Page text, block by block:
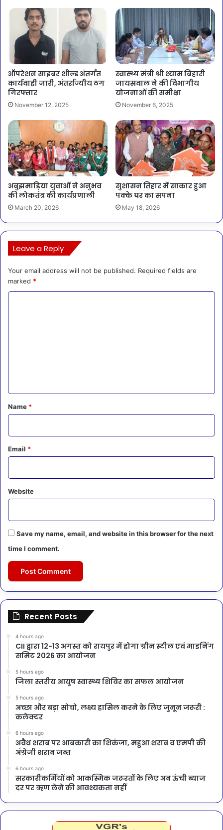
ऑपरेशन साइबर शील्ड अंतर्गत
कार्यवाही जारी, अंतर्राज्यीय ठग
गिरफ्तार
November 12, 2025
स्वास्थ्य मंत्री श्री श्याम बिहारी
जायसवाल ने की विभागीय
योजनाओं की समीक्षा
November 6, 2025
अबुझमाड़िया युवाओं ने अनुभव
की लोकतंत्र की कार्यप्रणाली
March 20, 2026
सुशासन तिहार में साकार हुआ
पक्के घर का सपना
May 18, 2026
Leave a Reply
Your email address will not be published. Required fields are
marked *
*
Name *
Email *
Website
Save my name, email, and website in this browser for the next
time I comment.
Recent Posts
4 hours ago
CII द्वारा 12-13 अगस्त को रायपुर में होगा ग्रीन स्टील एवं माइनिंग
समिट 2026 का आयोजन
5 hours ago
जिला स्तरीय आयुष स्वास्थ्य शिविर का सफल आयोजन
5 hours ago
अच्छा और बड़ा सोचो, लक्ष्य हासिल करने के लिए जुनून जरूरी :
कलेक्टर
6 hours ago
अवैध शराब पर आबकारी का शिकंजा, महुआ शराब व एमपी की
अंग्रेजी शराब जब्त
6 hours ago
सरकारीकर्मियों को आकस्मिक जरूरतों के लिए अब ऊंची ब्याज
दर पर ऋण लेने की आवश्यकता नहीं